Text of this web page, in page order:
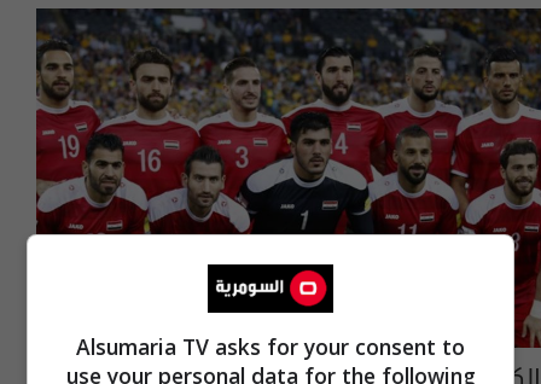
Alsumaria TV asks for your consent to
use your personal data for the following